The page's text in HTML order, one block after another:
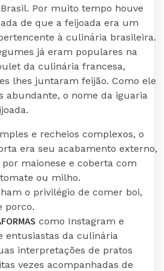
Por muito tempo houve
de que a feijoada era um
à culinária brasileira.
já eram populares na
da culinária francesa,
lhes juntaram feijão. Como ele
abundante, o nome da iguaria
e recheios complexos, o
era seu acabamento externo,
maionese e coberta com
ou milho.
o privilégio de comer boi,
porco.
como Instagram e
entusiastas da culinária
interpretações de pratos
vezes acompanhadas de